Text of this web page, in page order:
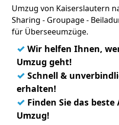
Umzug von Kaiserslautern
Sharing - Groupage -
für Überseeumzüge.
✓ Wir helfen Ihnen,
Umzug geht!
✓ Schnell &
erhalten!
✓ Finden Sie das
Umzug!